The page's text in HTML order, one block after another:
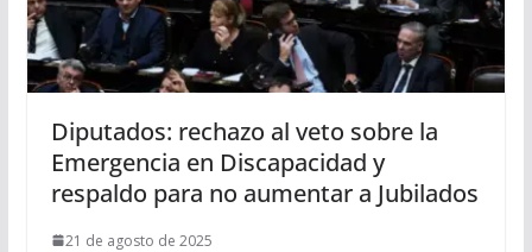
Diputados: rechazo al veto sobre la
Emergencia en Discapacidad y
respaldo para no aumentar a Jubilados
21 de agosto de 2025